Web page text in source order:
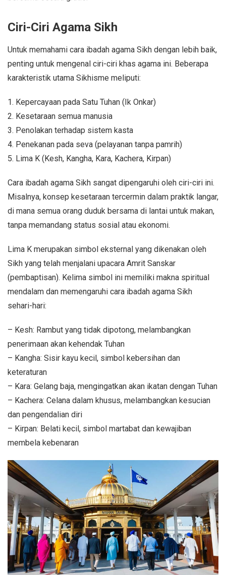
Ciri-Ciri Agama Sikh
Untuk memahami cara ibadah agama Sikh dengan lebih baik,
penting untuk mengenal ciri-ciri khas agama ini. Beberapa
karakteristik utama Sikhisme meliputi:
1. Kepercayaan pada Satu Tuhan (Ik Onkar)
2. Kesetaraan semua manusia
3. Penolakan terhadap sistem kasta
4. Penekanan pada seva (pelayanan tanpa pamrih)
5. Lima K (Kesh, Kangha, Kara, Kachera, Kirpan)
Cara ibadah agama Sikh sangat dipengaruhi oleh ciri-ciri ini.
Misalnya, konsep kesetaraan tercermin dalam praktik langar,
di mana semua orang duduk bersama di lantai untuk makan,
tanpa memandang status sosial atau ekonomi.
Lima K merupakan simbol eksternal yang dikenakan oleh
Sikh yang telah menjalani upacara Amrit Sanskar
(pembaptisan). Kelima simbol ini memiliki makna spiritual
mendalam dan memengaruhi cara ibadah agama Sikh
sehari-hari:
– Kesh: Rambut yang tidak dipotong, melambangkan
penerimaan akan kehendak Tuhan
– Kangha: Sisir kayu kecil, simbol kebersihan dan
keteraturan
– Kara: Gelang baja, mengingatkan akan ikatan dengan Tuhan
– Kachera: Celana dalam khusus, melambangkan kesucian
dan pengendalian diri
– Kirpan: Belati kecil, simbol martabat dan kewajiban
membela kebenaran